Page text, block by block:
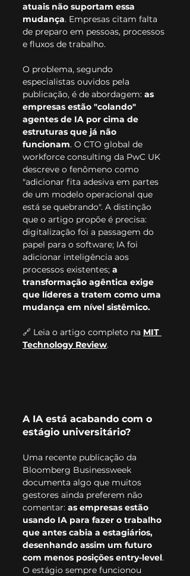
atuais não suportam essa
mudança. Empresas citam falta
de preparo em pessoas, processos
e fluxos de trabalho.
O problema, segundo
especialistas ouvidos pela
publicação, é de abordagem: as
empresas estão "colando"
agentes de IA por cima de
estruturas que já não
funcionam. O CTO global de
workforce consulting da PwC UK
descreve o fenômeno como
"adicionar fita adesiva em partes
de um modelo operacional que
está se quebrando". A distinção
que o artigo propõe é precisa:
digitalização foi a passagem do
papel para o software; IA foi
adicionar inteligência aos
processos existentes; a
transformação agêntica exige
que líderes a tratem como uma
mudança em nível sistêmico.
🔗 Leia o artigo completo na MIT
Technology Review.
A IA está acabando com o
estágio universitário?
Uma recente publicação da
Bloomberg Businessweek
documenta algo que muitos
gestores ainda preferem não
comentar: as empresas estão
usando IA para fazer o trabalho
que antes cabia a estagiários,
desenhando assim um futuro
com menos posições entry-level.
O estágio sempre funcionou